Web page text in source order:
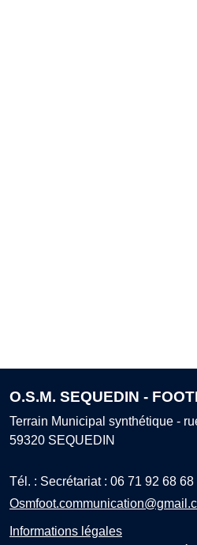
O.S.M. SEQUEDIN -
Terrain Municipal synthétique -
59320 SEQUEDIN
Tél. : Secrétariat : 06 71 92 68 68
Informations légales